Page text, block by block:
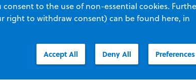
consent to the use of non-essential cookies.
to withdraw consent) can be found here, in
Accept All Deny All Preferences